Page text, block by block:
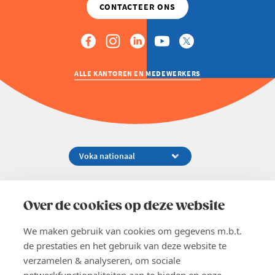
Over de cookies op deze website
We maken gebruik van cookies om gegevens m.b.t.
de prestaties en het gebruik van deze website te
verzamelen & analyseren, om sociale
ALLE KANTOREN EN MEDEWERKERS
02 229 81 11